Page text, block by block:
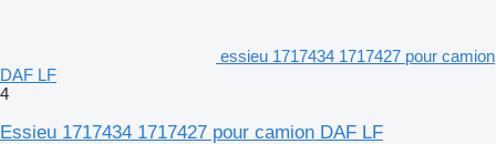
essieu 1717434 1717427 pour camion
DAF LF
4
Essieu 1717434 1717427 pour camion DAF LF